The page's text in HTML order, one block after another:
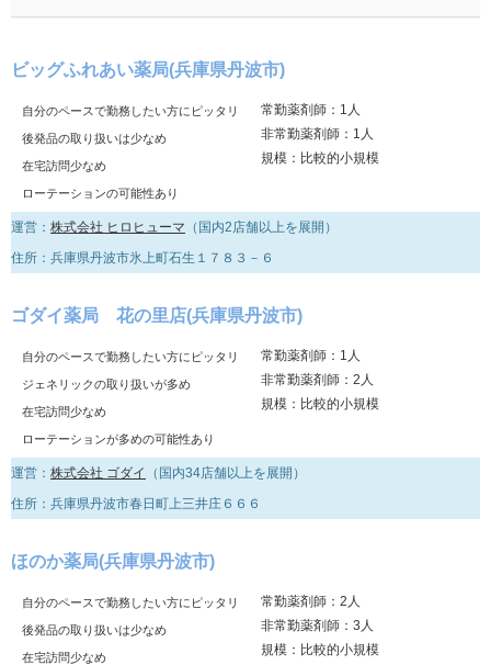
ビッグふれあい薬局(兵庫県丹波市)
自分のペースで勤務したい方にピッタリ
後発品の取り扱いは少なめ
在宅訪問少なめ
ローテーションの可能性あり
常勤薬剤師：1人
非常勤薬剤師：1人
規模：比較的小規模
運営： 株式会社 ヒロヒューマ （国内2店舗以上を展開）
住所：兵庫県丹波市氷上町石生１７８３－６
ゴダイ薬局 花の里店(兵庫県丹波市)
自分のペースで勤務したい方にピッタリ
ジェネリックの取り扱いが多め
在宅訪問少なめ
ローテーションが多めの可能性あり
常勤薬剤師：1人
非常勤薬剤師：2人
規模：比較的小規模
運営： 株式会社 ゴダイ
（国内34店舗以上を展開）
住所：兵庫県丹波市春日町上三井庄６６６
ほのか薬局(兵庫県丹波市)
自分のペースで勤務したい方にピッタリ
後発品の取り扱いは少なめ
在宅訪問少なめ
常勤薬剤師：2人
非常勤薬剤師：3人
規模：比較的小規模